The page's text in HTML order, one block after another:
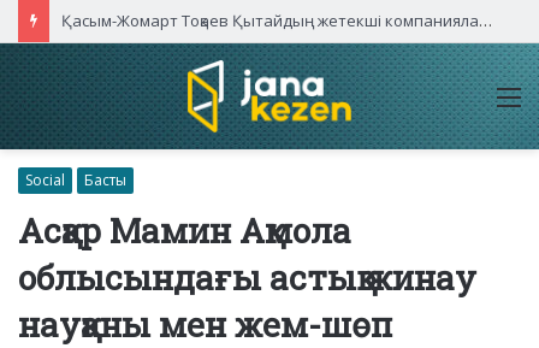
Қасым-Жомарт Тоқаев Қытайдың жетекші компаниялары басшыларымен кездесті
Social Басты
Асқар Мамин Ақмола
облысындағы астық жинау
науқаны мен жем-шөп